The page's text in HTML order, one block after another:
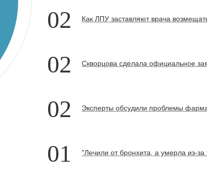
02 Как ЛПУ заставляют врача
02 Скворцова сделала официальное
02 Эксперты обсудили проблемы
01 "Лечили от бронхита, а умерла из-